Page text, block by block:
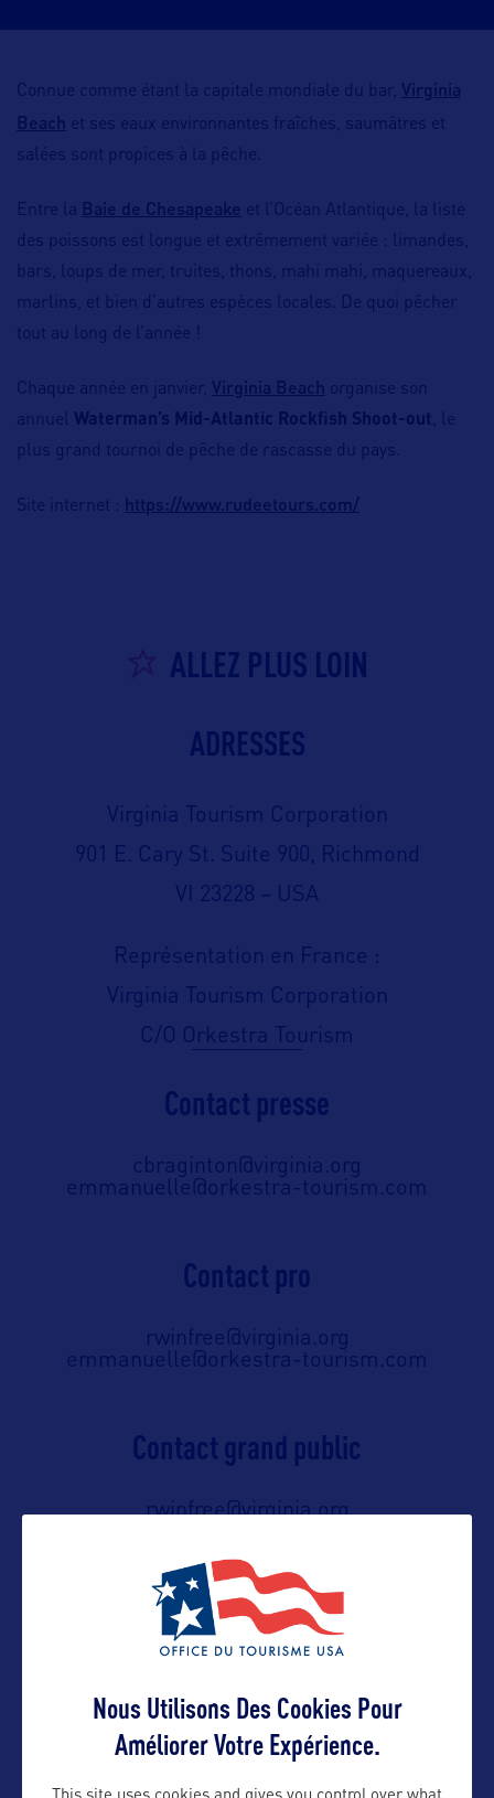
Connue comme étant la capitale mondiale du bar, Virginia
Beach et ses eaux environnantes fraîches, saumâtres et
salées sont propices à la pêche.
Entre la Baie de Chesapeake et l’Océan Atlantique, la liste
des poissons est longue et extrêmement variée : limandes,
bars, loups de mer, truites, thons, mahi mahi, maquereaux,
marlins, et bien d’autres espèces locales. De quoi pêcher
tout au long de l’année !
Chaque année en janvier, Virginia Beach
organise son
annuel Waterman’s Mid-Atlantic Rockfish Shoot-out
, le
plus grand tournoi de pêche de rascasse du pays.
Site internet : https://www.rudeetours.com/
ALLEZ PLUS LOIN
ADRESSES
Virginia Tourism Corporation
901 E. Cary St. Suite 900, Richmond
VI 23228 – USA
Représentation en France :
Virginia Tourism Corporation
C/O Orkestra Tourism
Contact presse
cbraginton@virginia.org
emmanuelle@orkestra-tourism.com
Contact pro
rwinfree@virginia.org
emmanuelle@orkestra-tourism.com
Contact grand public
rwinfree@virginia.org
Suivre
Nous Utilisons Des Cookies Pour
Améliorer Votre Expérience.